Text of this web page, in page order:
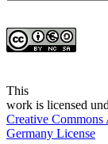
This
work is licensed
Creative
Germany License